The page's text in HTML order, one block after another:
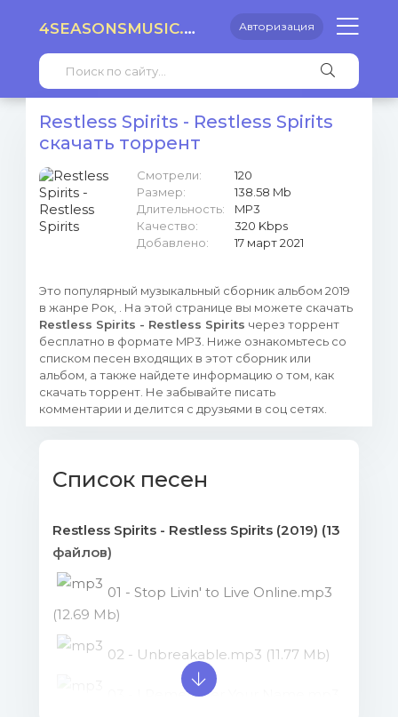
4SEASONSMUSIC.RU Авторизация
Restless Spirits - Restless Spirits
скачать торрент
Смотрели:
120
Размер:
138.58 Mb
Длительность:
MP3
Качество:
320 Kbps
Добавлено:
17 март 2021
Это популярный музыкальный сборник альбом 2019
в жанре Рок, . На этой странице вы можете скачать
Restless Spirits - Restless Spirits через торрент
бесплатно в формате MP3. Ниже ознакомьтесь со
списком песен входящих в этот сборник или
альбом, а также найдете информацию о том, как
скачать торрент. Не забывайте писать
комментарии и делится с друзьями в соц сетях.
Список песен
Restless Spirits - Restless Spirits (2019) (13
файлов)
01 - Stop Livin' to Live Online.mp3
(12.69 Mb)
02 - Unbreakable.mp3 (11.77 Mb)
03 - I Remember Your Name.mp3